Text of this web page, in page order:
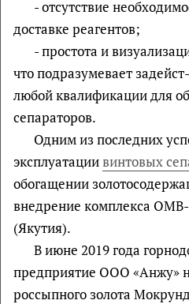
- отсутствие
доставке реагентов;
- простота и
что подразумевает
любой квалификации для
сепараторов.
Одним из последних
эксплуатациивинтовых
обогащении
внедрение комплекса ОМВ-
(Якутия).
В июне 2019 года
предприятие ООО «Анжу»
россыпного золота